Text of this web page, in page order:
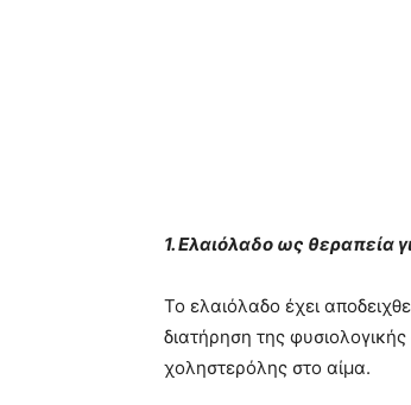
1. Ελαιόλαδο ως θεραπεία
Το ελαιόλαδο έχει
διατήρηση της
χοληστερόλης στο αίμα.